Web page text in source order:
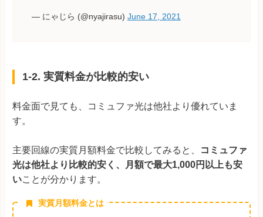
— にゃじら (@nyajirasu) June 17, 2021
1-2. 実質料金が比較的安い
料金面で見ても、コミュファ光は他社より優れていま
す。
主要回線の実質月額料金で比較してみると、
コミュファ
光は他社より比較的安く、月額で最大1,000円以上も安
いことが分かります。
実質月額料金とは